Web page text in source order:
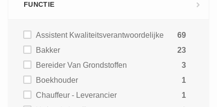
FUNCTIE
Assistent Kwaliteitsverantwoordelijke
69
Bakker
23
Bereider Van Grondstoffen
3
Boekhouder
1
Chauffeur - Leverancier
1